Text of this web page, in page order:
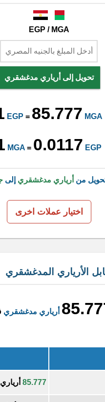
EGP / MGA
تحويل إلى أرياري مدغشقري
EGP = 85.777 MGA
MGA = 0.0117 EGP
من أرياري مدغشقري إلى
اختيار عملات اخرى
الأرياري المدغشقري
أرياري مدغشقري
85.777